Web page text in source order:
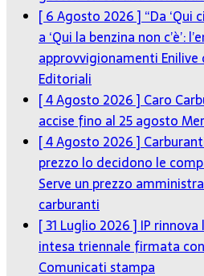
[ 6 Agosto 2026 ] “Da ‘Qui
a ‘Qui la benzina non c’è’:
approvvigionamenti Enilive
Editoriali
[ 4 Agosto 2026 ] Caro
accise fino al 25 agosto
[ 4 Agosto 2026 ]
prezzo lo decidono le
Serve un prezzo
carburanti
[ 31 Luglio 2026 ] IP
intesa triennale firmata
Comunicati stampa